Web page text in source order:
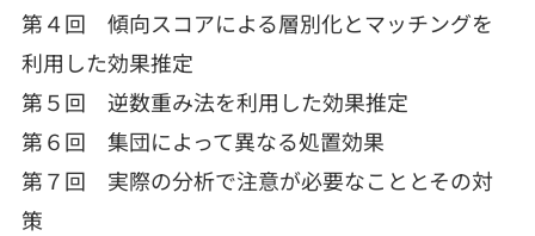
第４回 傾向スコアによる層別化とマッチングを
利用した効果推定
第５回 逆数重み法を利用した効果推定
第６回 集団によって異なる処置効果
第７回 実際の分析で注意が必要なこととその対
策